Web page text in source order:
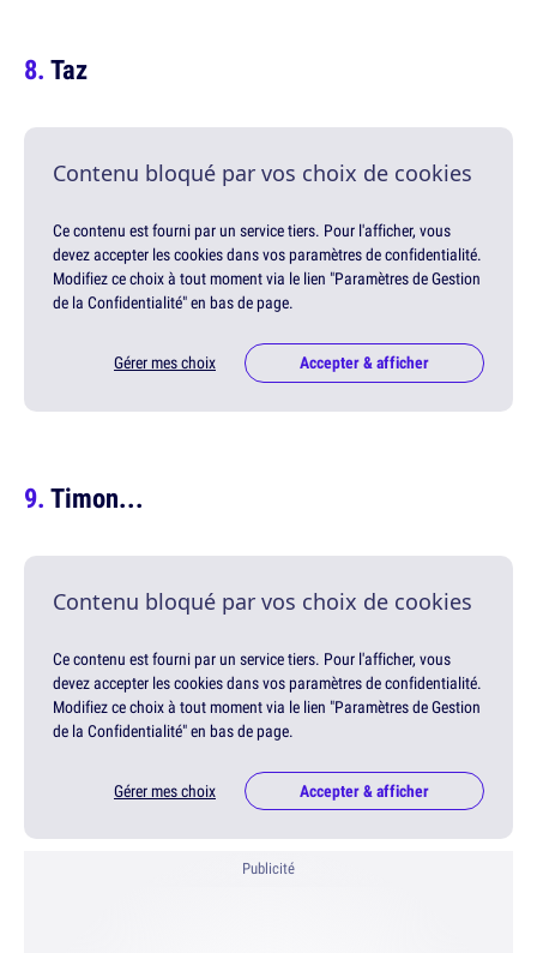
Taz
Contenu bloqué par vos choix de cookies
Ce contenu est fourni par un service tiers. Pour l'afficher, vous
devez accepter les cookies dans vos paramètres de confidentialité.
Modifiez ce choix à tout moment via le lien "Paramètres de Gestion
de la Confidentialité" en bas de page.
Gérer mes choix Accepter & afficher
Timon...
Contenu bloqué par vos choix de cookies
Ce contenu est fourni par un service tiers. Pour l'afficher, vous
devez accepter les cookies dans vos paramètres de confidentialité.
Modifiez ce choix à tout moment via le lien "Paramètres de Gestion
de la Confidentialité" en bas de page.
Gérer mes choix Accepter & afficher
Publicité